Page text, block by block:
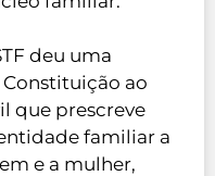
deu uma
ao
que prescreve
familiar a
e a mulher,